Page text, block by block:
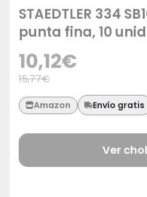
STAEDTLER 334
punta fina, 10
Multicolor
10,12€
15,77€
Amazon Envío gratis
Ver